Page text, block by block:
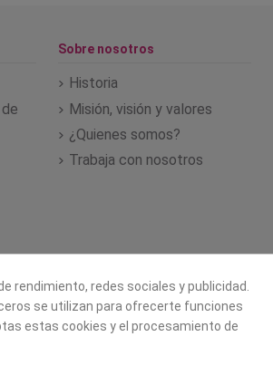
Sobre nosotros
Historia
Misión, visión y valores
¿Quienes somos?
Trabaja con nosotros
rendimiento, redes sociales y publicidad.
se utilizan para ofrecerte funciones
estas cookies y el procesamiento de